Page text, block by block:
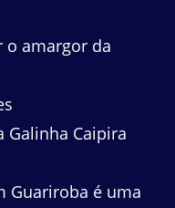
o amargor da
Galinha Caipira
Guariroba é uma